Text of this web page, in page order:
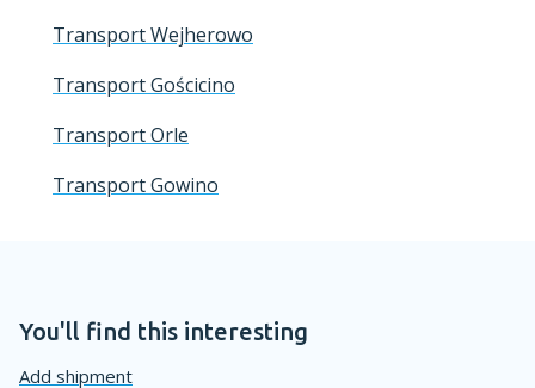
Transport Wejherowo
Transport Gościcino
Transport Orle
Transport Gowino
You'll find this interesting
Add shipment